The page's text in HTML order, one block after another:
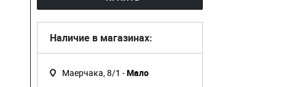
Наличие в магазинах:
Маерчака, 8/1 -Мало